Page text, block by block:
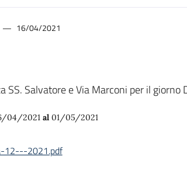
16/04/2021
SS. Salvatore e Via Marconi per il
04/2021 al01/05/2021
12---2021.pdf